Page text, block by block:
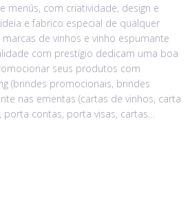
menús, com criatividade, design e
e fabrico especial de qualquer
de vinhos e vinho espumante
com prestígio dedicam uma boa
seus produtos com
(brindes promocionais, brindes
nas ementas (cartas de vinhos, carta
porta contas, porta visas, cartas…